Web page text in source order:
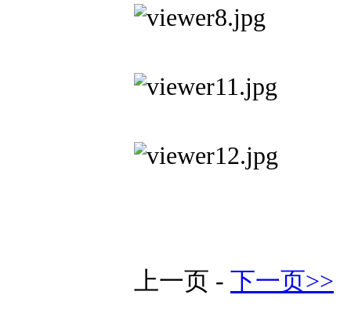
上一页 - 下一页>>